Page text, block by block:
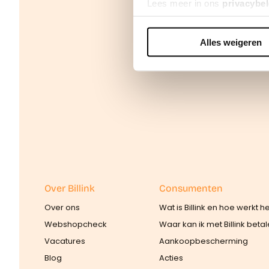
Lees meer in ons
We werken samen met42
Alles weigeren
Over Billink
Over ons
Webshopcheck
Vacatures
Blog
Consumenten
Wat is Billink en hoe werkt
Waar kan ik met Billink
Aankoopbescherming
Acties